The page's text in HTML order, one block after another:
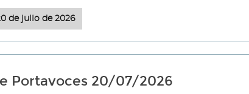
de julio de 2026
Portavoces 20/07/2026